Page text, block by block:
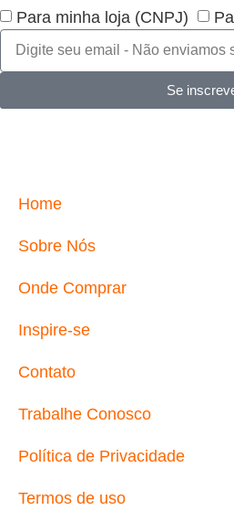
Para minha loja (CNPJ)
Se
Home
Sobre Nós
Onde Comprar
Inspire-se
Contato
Trabalhe Conosco
Política de Privacidade
Termos de uso